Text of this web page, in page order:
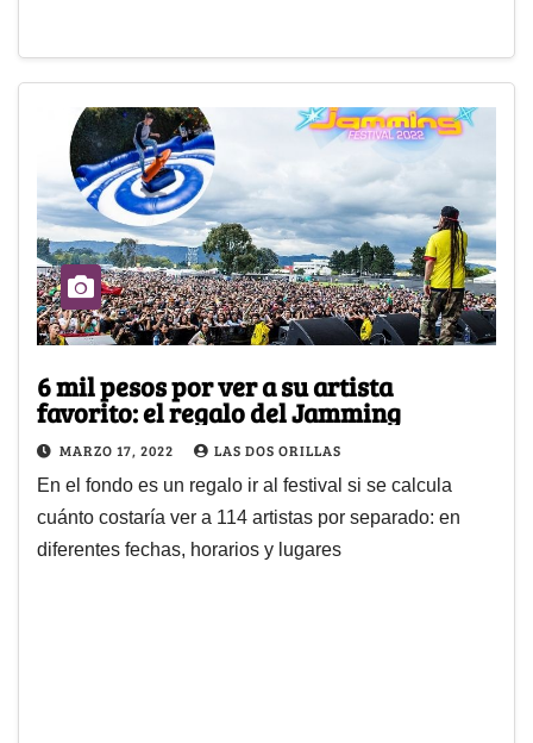
6 mil pesos por ver a su artista
favorito: el regalo del Jamming
MARZO 17, 2022 LAS DOS ORILLAS
En el fondo es un regalo ir al festival si se calcula
cuánto costaría ver a 114 artistas por separado: en
diferentes fechas, horarios y lugares